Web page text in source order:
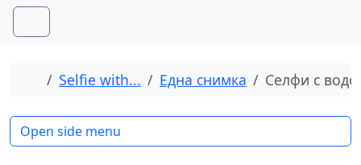
Skip to content
Skip to footer
Menu
Home
Selfie with... Една снимка Селфи с
Open side menu